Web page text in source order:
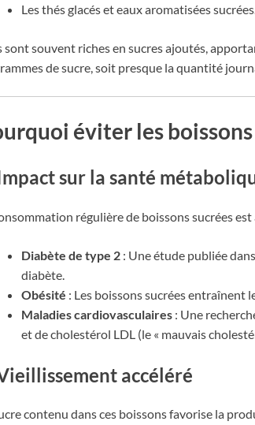
Les thés glacés et eaux aromatisées sucrées.
sont souvent riches en sucres ajoutés,
de sucre, soit presque la quantité
éviter les boissons
sur la santé
régulière de boissons sucrées
Diabète de type 2 : Une étude publiée dans
diabète.
Obésité : Les boissons sucrées entraînent
Maladies cardiovasculaires : Une
et de cholestérol LDL (le « mauvais
accéléré
contenu dans ces boissons favorise la